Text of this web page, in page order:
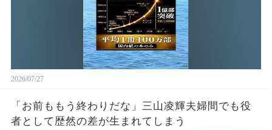
2026/07/27
「お前ももう終わりだな」三山凌輝夫婦間でも役
者として歴然の差が生まれてしまう